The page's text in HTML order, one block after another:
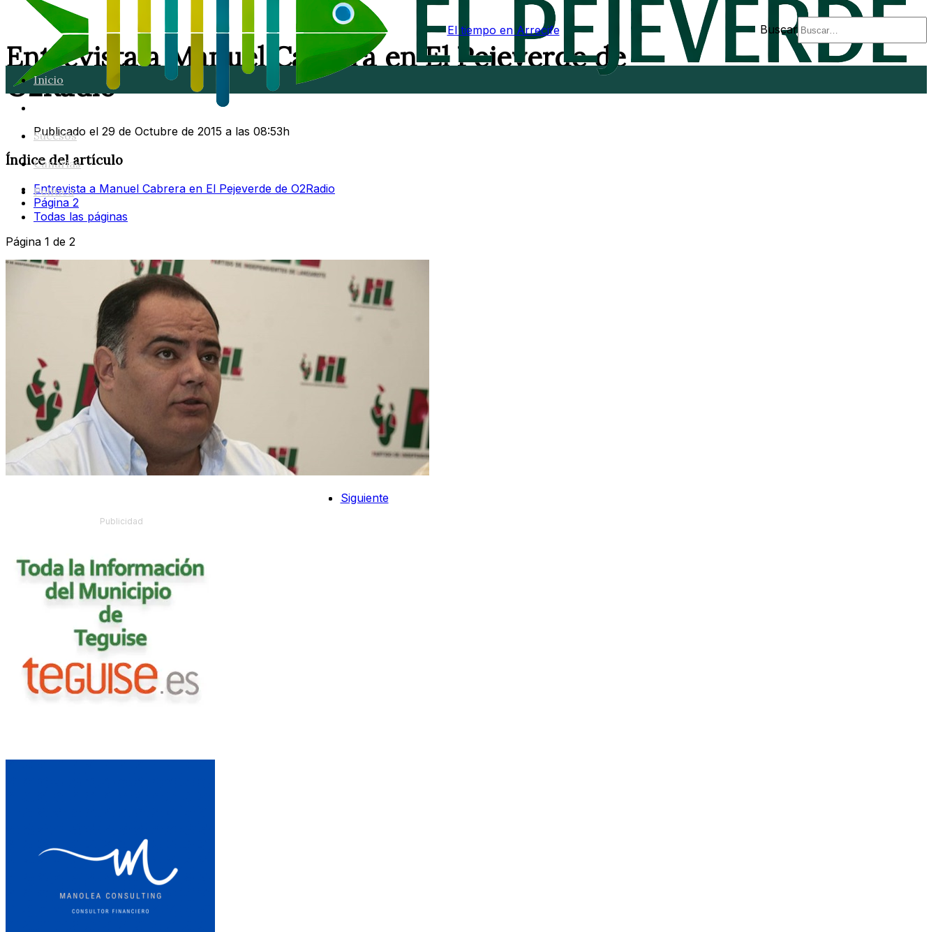
El tiempo en Arrecife Buscar
Inicio
Sucesos
Canarias
Política
Entrevista a Manuel Cabrera en El Pejeverde de
O2Radio
Publicado el 29 de Octubre de 2015 a las 08:53h
Índice del artículo
Entrevista a Manuel Cabrera en El Pejeverde de O2Radio
Página 2
Todas las páginas
Página 1 de 2
Siguiente
Publicidad